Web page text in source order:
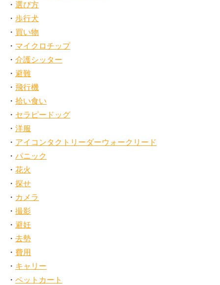
選び方
歩行犬
買い物
マイクロチップ
介護シッター
避難
飛行機
拾い食い
セラピードッグ
洋服
アイコンタクトリーダーウォークリード
パニック
花火
探せ
カメラ
撮影
避妊
去勢
費用
キャリー
ペットカート